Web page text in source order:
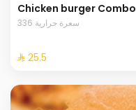
Chicken burger Combo
336 سعرة حرارية
⁨⁦‪‬ 25.5⁩